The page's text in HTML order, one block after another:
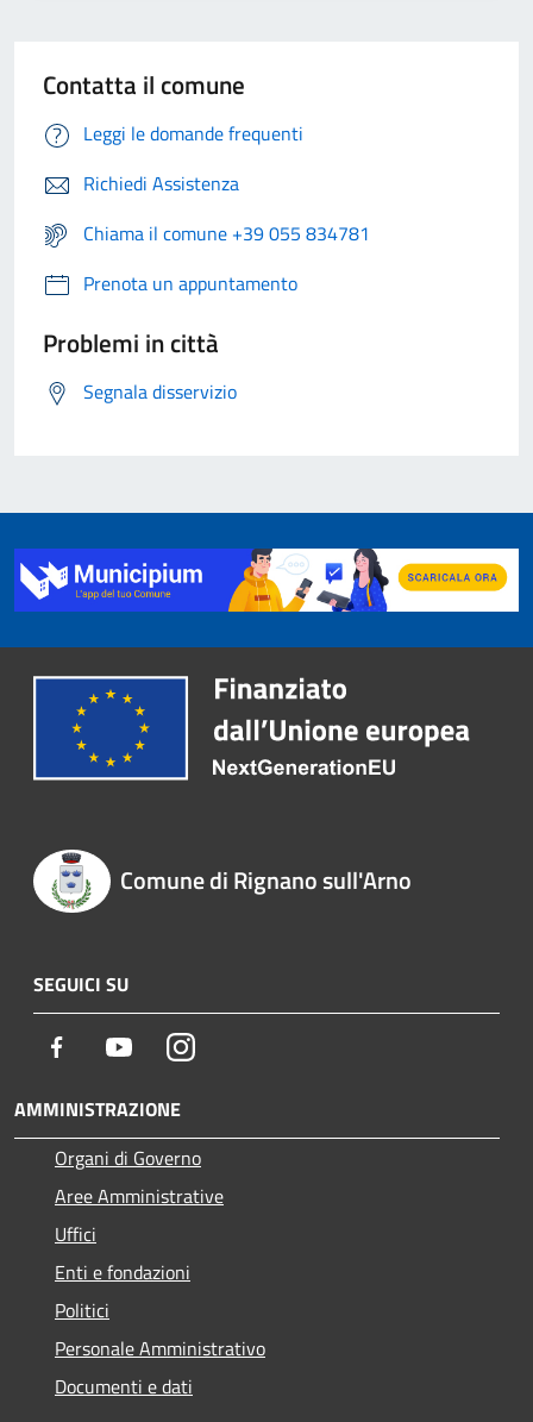
Contatta il comune
Leggi le domande frequenti
Richiedi Assistenza
Chiama il comune +39 055 834781
Prenota un appuntamento
Problemi in città
Segnala disservizio
Comune di Rignano sull'Arno
SEGUICI SU
Facebook YoutubeInstagram
AMMINISTRAZIONE
Organi di Governo
Aree Amministrative
Uffici
Enti e fondazioni
Politici
Personale Amministrativo
Documenti e dati